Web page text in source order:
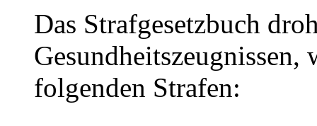
Das Strafgesetzbuch
folgenden Strafen: